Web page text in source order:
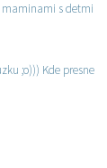
maminami s detmi
;o))) Kde presne